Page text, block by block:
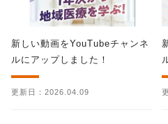
新しい動画をYouTubeチャンネ
ルにアップしました！
更新日：2026.04.09